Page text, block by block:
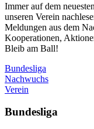
Immer auf dem
unseren Verein
Meldungen aus dem
Kooperationen,
Bleib am Ball!
Bundesliga
Nachwuchs
Verein
Bundesliga